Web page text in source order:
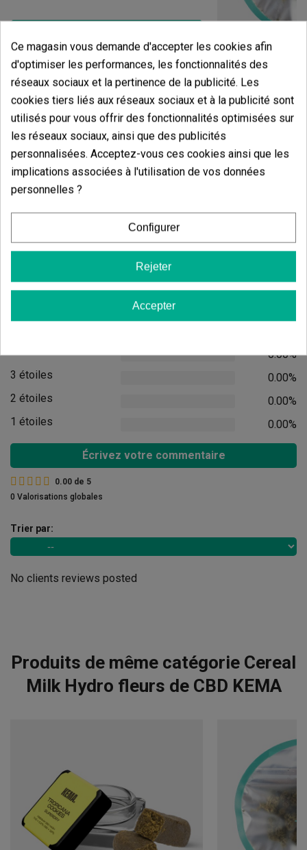
Fleurs CBD
(6)
13,00 €
Cereal Milk Hydro
fleurs de CBD KEMA
Opinionsdes clients
4 étoiles
0.00%
3 étoiles
0.00%
2 étoiles
0.00%
1 étoiles
0.00%
Écrivez votre commentaire
0.00 de 5
0 Valorisations globales
Trier par:
No clients reviews posted
Produits de même catégorie Cereal
Milk Hydro fleurs de CBD KEMA
Ce magasin vous demande d'accepter les cookies afin
d'optimiser les performances, les fonctionnalités des
réseaux sociaux et la pertinence de la publicité. Les
cookies tiers liés aux réseaux sociaux et à la publicité sont
utilisés pour vous offrir des fonctionnalités optimisées sur
les réseaux sociaux, ainsi que des publicités
personnalisées. Acceptez-vous ces cookies ainsi que les
implications associées à l'utilisation de vos données
personnelles ?
Configurer
Rejeter
Accepter